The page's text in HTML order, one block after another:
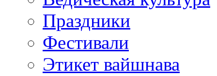
Праздники
Фестивали
Этикет вайшнава